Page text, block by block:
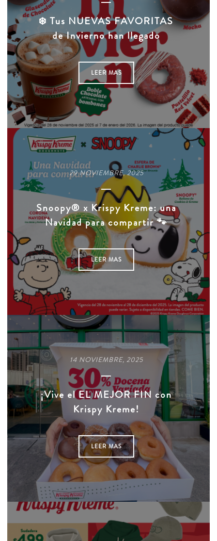
❄️ Tus NUEVAS FAVORITAS
de Invierno han llegado
LEER MAS
29 NOVIEMBRE, 2025
Snoopy® x Krispy Kreme: una
Navidad para compartir 🐾
LEER MAS
14 NOVIEMBRE, 2025
¡Vive el EL MEJOR FIN con
Krispy Kreme!
LEER MAS